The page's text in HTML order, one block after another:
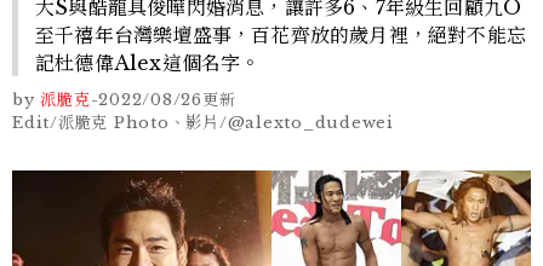
大S與酷龍具俊曄閃婚消息，讓許多6、7年級生回顧九O
至千禧年台灣樂壇盛事，百花齊放的歲月裡，絕對不能忘
記杜德偉Alex這個名字。
by 派脆克-2022/08/26更新
Edit/派脆克 Photo、影片/@alexto_dudewei